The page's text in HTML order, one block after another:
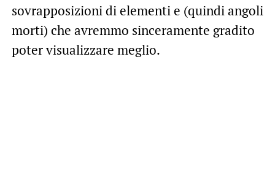
sovrapposizioni di elementi e (quindi angoli
morti) che avremmo sinceramente gradito
poter visualizzare meglio.